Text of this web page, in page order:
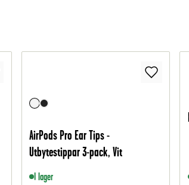
AirPods Pro Ear Tips -
Utbytestippar 3-pack, Vit
I lager